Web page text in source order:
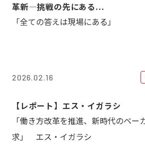
革新―挑戦の先にある...
「全ての答えは現場にある」
2026.02.16
【レポート】エス・イガラシ
「働き方改革を推進、新時代のベー
求」 エス・イガラシ